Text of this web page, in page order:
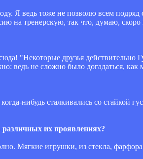
Я ведь тоже не позволю всем
на тренерскую, так что, думаю, скоро
"Некоторые друзья действительно
ведь не сложно было догадаться, как
нибудь сталкивались со стайкой
различных их проявлениях?
Мягкие игрушки, из стекла,